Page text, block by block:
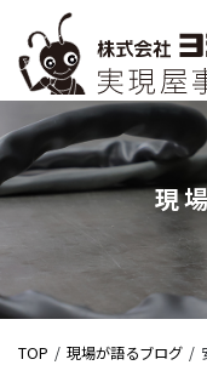
現
TOP 現場が語るブログ